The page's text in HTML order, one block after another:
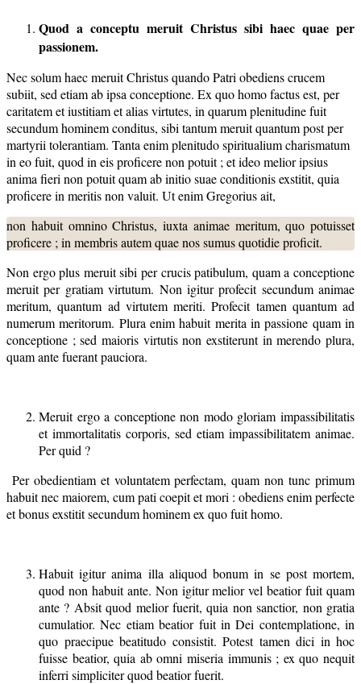
Quod a conceptu meruit Christus sibi haec quae per
passionem.
Nec solum haec meruit Christus quando Patri obediens crucem
subiit, sed etiam ab ipsa conceptione. Ex quo homo factus est, per
caritatem et iustitiam et alias virtutes, in quarum plenitudine fuit
secundum hominem conditus, sibi tantum meruit quantum post per
martyrii tolerantiam. Tanta enim plenitudo spiritualium charismatum
in eo fuit, quod in eis proficere non potuit ; et ideo melior ipsius
anima fieri non potuit quam ab initio suae conditionis exstitit, quia
proficere in meritis non valuit. Ut enim Gregorius ait,
non habuit omnino Christus, iuxta animae meritum, quo potuisset
proficere ; in membris autem quae nos sumus quotidie proficit.
Non ergo plus meruit sibi per crucis patibulum, quam a conceptione
meruit per gratiam virtutum. Non igitur profecit secundum animae
meritum, quantum ad virtutem meriti. Profecit tamen quantum ad
numerum meritorum. Plura enim habuit merita in passione quam in
conceptione ; sed maioris virtutis non exstiterunt in merendo plura,
quam ante fuerant pauciora.
Meruit ergo a conceptione non modo gloriam impassibilitatis
et immortalitatis corporis, sed etiam impassibilitatem animae.
Per quid ?
Per obedientiam et voluntatem perfectam, quam non tunc primum
habuit nec maiorem, cum pati coepit et mori : obediens enim perfecte
et bonus exstitit secundum hominem ex quo fuit homo.
Habuit igitur anima illa aliquod bonum in se post mortem,
quod non habuit ante. Non igitur melior vel beatior fuit quam
ante ? Absit quod melior fuerit, quia non sanctior, non gratia
cumulatior. Nec etiam beatior fuit in Dei contemplatione, in
quo praecipue beatitudo consistit. Potest tamen dici in hoc
fuisse beatior, quia ab omni miseria immunis ; ex quo nequit
inferri simpliciter quod beatior fuerit.